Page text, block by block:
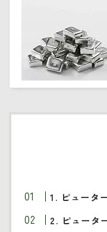
1. ピュータ
2. ピュータ